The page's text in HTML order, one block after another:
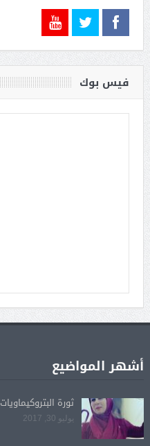
فيس بوك
أشهر المواضيع
ثورة
يوليو 30, 2017